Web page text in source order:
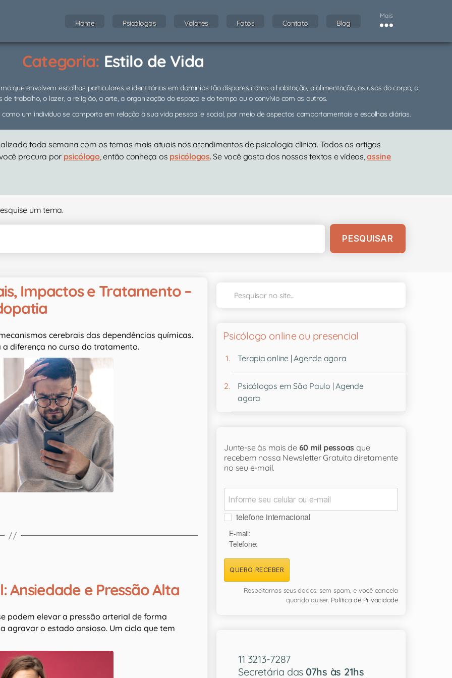
Home Psicólogos Valores Fotos Contato Blog
Mais
Categoria: Estilo de Vida
que envolvem escolhas particulares e identitárias em domínios tão díspares como a habitação, a alimentação, os usos do corpo, o
de trabalho, o lazer, a religião, a arte, a organização do espaço e do tempo ou o convívio com os outros.
um indivíduo se comporta em relação à sua vida pessoal e social, por meio de aspectos comportamentais e escolhas diárias.
toda semana com os temas mais atuais nos atendimentos de psicologia clínica. Todos os artigos
procura por psicólogo, então conheça os psicólogos. Se você gosta dos nossos textos e vídeos,assine
um tema.
Impactos e Tratamento –
cerebrais das dependências químicas.
diferença no curso do tratamento.
Ansiedade e Pressão Alta
podem elevar a pressão arterial de forma
o estado ansioso. Um ciclo que tem
Psicólogo online ou presencial
Terapia online | Agende agora
Psicólogos em São Paulo | Agende
agora
Junte-se às mais de 60 mil pessoas que
recebem nossa Newsletter Gratuita diretamente
no seu e-mail.
telefone internacional
E-mail:
Telefone:
QUERO RECEBER
Respeitamos seus dados: sem spam, e você cancela
quando quiser. Política de Privacidade
11 3213-7287
Secretária das 07hs às 21hs